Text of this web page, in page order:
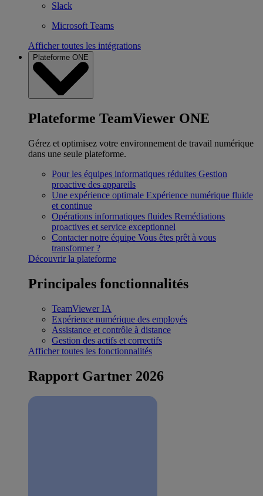
Slack
Microsoft Teams
Afficher toutes les intégrations
Plateforme ONE
Plateforme TeamViewer ONE
Gérez et optimisez votre environnement de travail numérique
dans une seule plateforme.
Pour les équipes informatiques réduites Gestion
proactive des appareils
Une expérience optimale Expérience numérique fluide
et continue
Opérations informatiques fluides Remédiations
proactives et service exceptionnel
Contacter notre équipe Vous êtes prêt à vous
transformer ?
Découvrir la plateforme
Principales fonctionnalités
TeamViewer IA
Expérience numérique des employés
Assistance et contrôle à distance
Gestion des actifs et correctifs
Afficher toutes les fonctionnalités
Rapport Gartner 2026